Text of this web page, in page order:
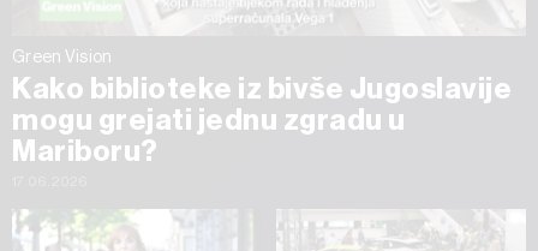
Green Vision
Kako biblioteke iz bivše Jugoslavije
mogu grejati jednu zgradu u
Mariboru?